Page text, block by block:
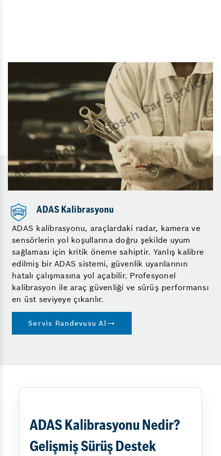
ADAS Kalibrasyonu
ADAS kalibrasyonu, araçlardaki radar, kamera ve
sensörlerin yol koşullarına doğru şekilde uyum
sağlaması için kritik öneme sahiptir. Yanlış kalibre
edilmiş bir ADAS sistemi, güvenlik uyarılarının
hatalı çalışmasına yol açabilir. Profesyonel
kalibrasyon ile araç güvenliği ve sürüş performansı
en üst seviyeye çıkarılır.
Servis Randevusu Al
ADAS Kalibrasyonu Nedir?
Gelişmiş Sürüş Destek